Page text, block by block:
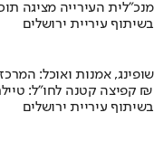
מנכ"לית העירייה מציגה
בשיתוף עיריית ירושלים
שופינג, אמנות ואוכל:
קפיצה קטנה לחו"ל: טיילת חדשה, מיצגי אמנות, וכיכרות משופצות בהשקעה של 100 מיליון ₪
בשיתוף עיריית ירושלים